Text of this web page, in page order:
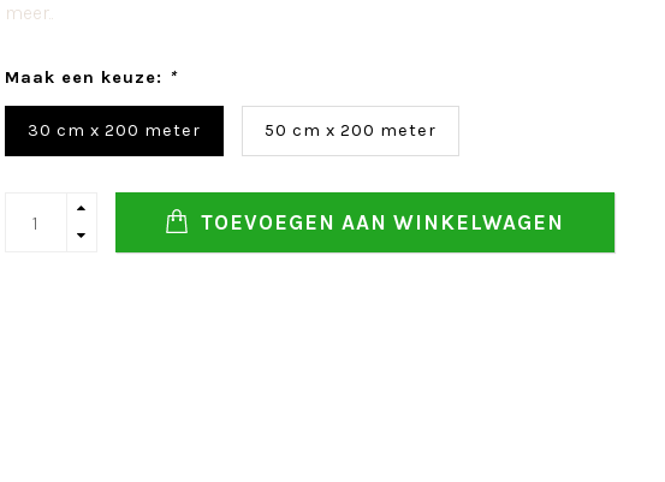
meer..
Maak een keuze: *
30 cm x 200 meter 50 cm x 200 meter
TOEVOEGEN AAN WINKELWAGEN